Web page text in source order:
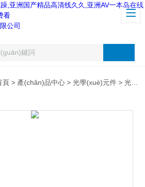
,亚洲国产精品高清线久久,亚洲AV一本岛在线
看
頁 > 產(chǎn)品中心 >光學(xué)元件 >光學(xué)平晶